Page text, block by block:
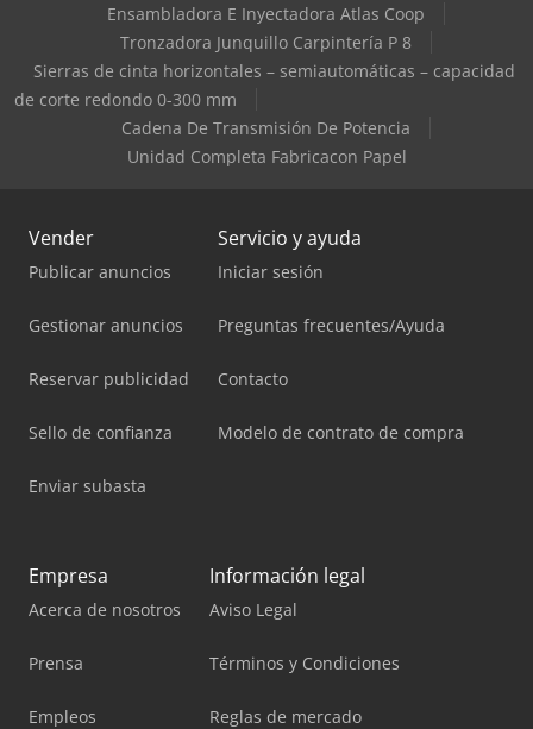
Ensambladora E Inyectadora Atlas Coop
Tronzadora Junquillo Carpintería P 8
Sierras de cinta horizontales – semiautomáticas – capacidad
de corte redondo 0-300 mm
Cadena De Transmisión De Potencia
Unidad Completa Fabricacon Papel
Vender
Publicar anuncios
Gestionar anuncios
Reservar publicidad
Sello de confianza
Enviar subasta
Servicio y ayuda
Iniciar sesión
Preguntas frecuentes/Ayuda
Contacto
Modelo de contrato de compra
Empresa
Acerca de nosotros
Prensa
Empleos
Información legal
Aviso Legal
Términos y Condiciones
Reglas de mercado